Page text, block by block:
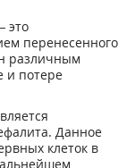
перенесенного
различным
и потере
Данное
клеток в